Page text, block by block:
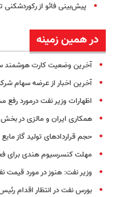
پیش‌بینی فائو از
در همین زمینه
آخرین وضعیت کارت
آخرین اخبار از عرضه سهام
اظهارات وزیر نفت درمورد رفع
همکاری ایران و مالزی در
حجم قراردادهای تولید گاز مایع طبیعی به 200
مهلت کنسرسیوم هندی برای
وزیر نفت: هنوز در مورد قیمت
بورس نفت در انتظار اقدام